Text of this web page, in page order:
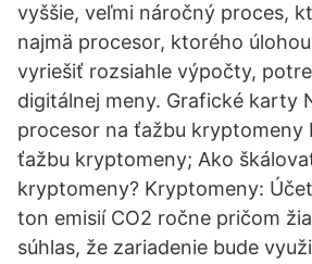
vyššie, veľmi náročný proces,
najmä procesor, ktorého
vyriešiť rozsiahle výpočty,
digitálnej meny. Grafické karty
procesor na ťažbu kryptomeny
ťažbu kryptomeny; Ako
kryptomeny? Kryptomeny:
ton emisií CO2 ročne pričom
súhlas, že zariadenie bude